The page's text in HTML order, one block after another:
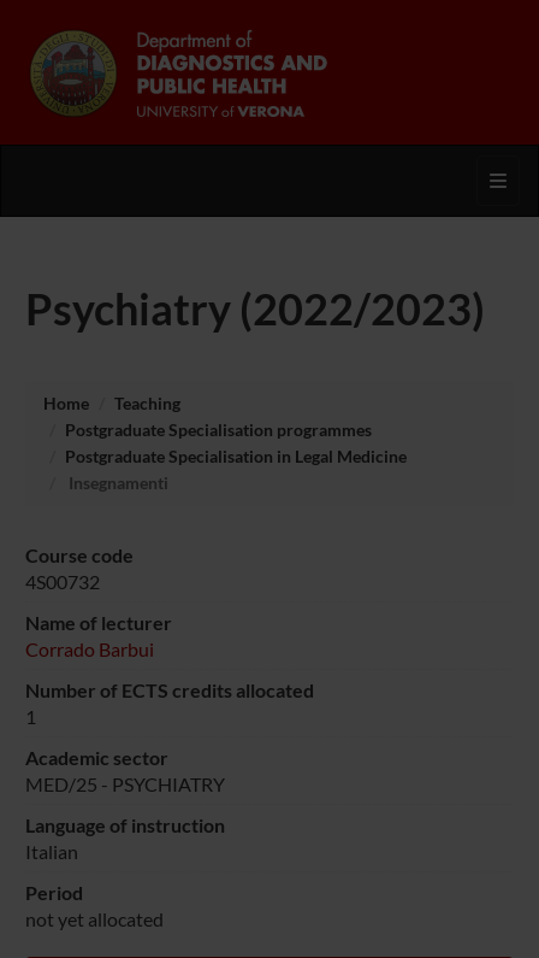
Psychiatry (2022/2023)
Home
Teaching
Postgraduate Specialisation programmes
Postgraduate Specialisation in Legal Medicine
Insegnamenti
Course code
4S00732
Name of lecturer
Corrado Barbui
Number of ECTS credits allocated
1
Academic sector
MED/25 - PSYCHIATRY
Language of instruction
Italian
Period
not yet allocated